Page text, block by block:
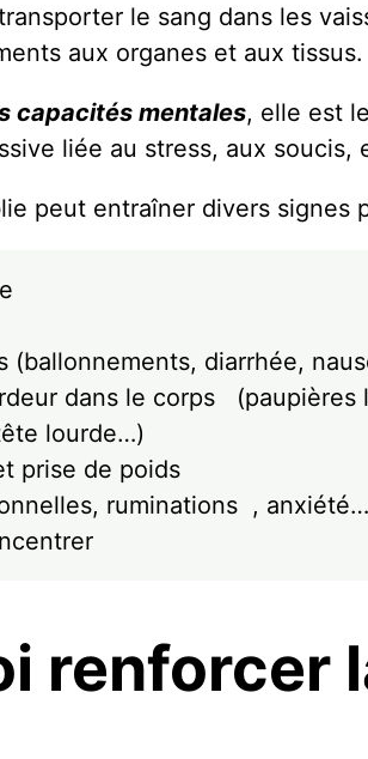
le sang dans les
aux organes et aux tissus.
capacités mentales, elle est
liée au stress, aux soucis,
peut entraîner divers signes
(ballonnements, diarrhée,
dans le corps (paupières
lourde…)
prise de poids
ruminations , anxiété…
renforcer